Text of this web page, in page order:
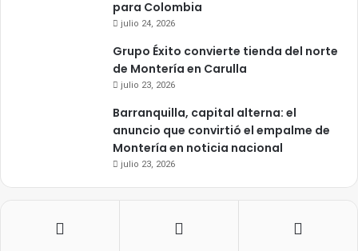
para Colombia
julio 24, 2026
Grupo Éxito convierte tienda del norte
de Montería en Carulla
julio 23, 2026
Barranquilla, capital alterna: el
anuncio que convirtió el empalme de
Montería en noticia nacional
julio 23, 2026